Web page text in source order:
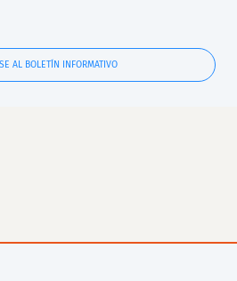
AL BOLETÍN INFORMATIVO